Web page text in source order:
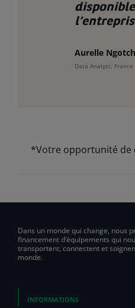
Aurelle
Data Analyst, France
*Votre opportunité de
Dans un monde qui change, nous
financement d’équipements qui
transportent, connectent et
monde.
INFORMATIONS